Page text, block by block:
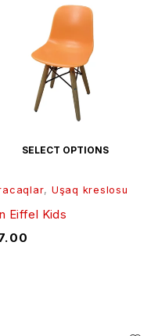
SELECT OPTIONS
, Uşaq kreslosu
Eiffel Kids